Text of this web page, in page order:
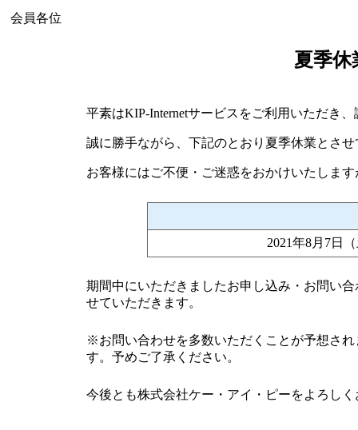
会員各位
夏季休
平素はKIP-Internetサービスをご利用いただき
誠に勝手ながら、下記のとおり夏季休業とさ
お客様にはご不便・ご迷惑をおかけいたしま
2021年8月7日
期間中にいただきましたお申し込み・お問い
せていただきます。
※お問い合わせを多数いただくことが予想さ
す。予めご了承ください。
今後とも株式会社ケー・アイ・ピーをよろし